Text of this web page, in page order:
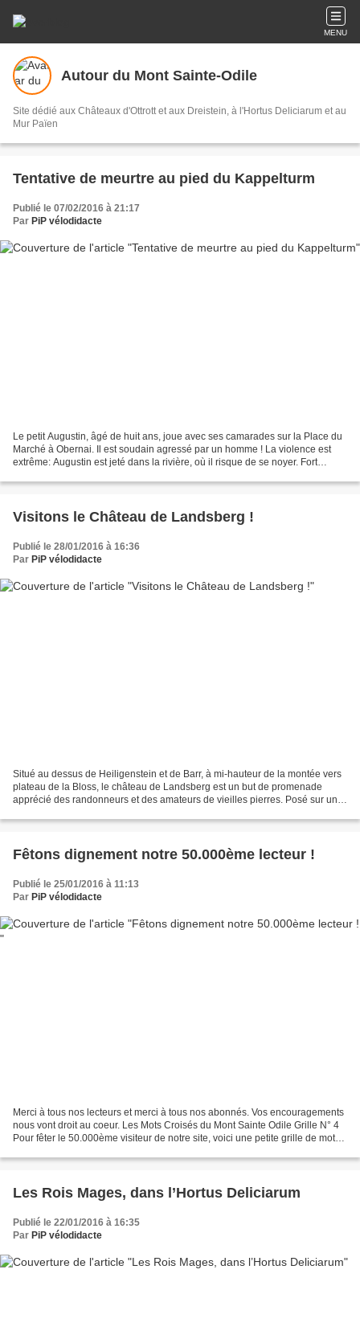
MENU
Autour du Mont Sainte-Odile
Site dédié aux Châteaux d'Ottrott et aux Dreistein, à l'Hortus Deliciarum et au
Mur Païen
Tentative de meurtre au pied du Kappelturm
Publié le 07/02/2016 à 21:17
Par PiP vélodidacte
Le petit Augustin, âgé de huit ans, joue avec ses camarades sur la Place du
Marché à Obernai. Il est soudain agressé par un homme ! La violence est
extrême: Augustin est jeté dans la rivière, où il risque de se noyer. Fort
Visitons le Château de Landsberg !
Publié le 28/01/2016 à 16:36
Par PiP vélodidacte
Situé au dessus de Heiligenstein et de Barr, à mi-hauteur de la montée vers
plateau de la Bloss, le château de Landsberg est un but de promenade
apprécié des randonneurs et des amateurs de vieilles pierres. Posé sur un
Fêtons dignement notre 50.000ème lecteur !
Publié le 25/01/2016 à 11:13
Par PiP vélodidacte
Merci à tous nos lecteurs et merci à tous nos abonnés. Vos encouragements
nous vont droit au coeur. Les Mots Croisés du Mont Sainte Odile Grille N° 4
Pour fêter le 50.000ème visiteur de notre site, voici une petite grille de mots
Les Rois Mages, dans l’Hortus Deliciarum
Publié le 22/01/2016 à 16:35
Par PiP vélodidacte